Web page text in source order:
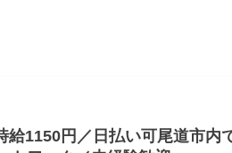
給1150円／日払い可尾道市内